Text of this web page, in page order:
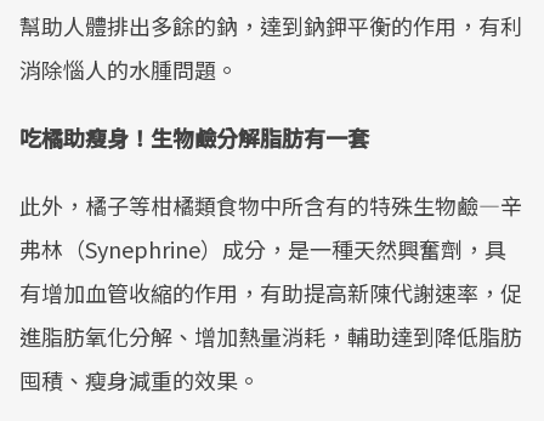
幫助人體排出多餘的鈉，達到鈉鉀平衡的作用，有利
消除惱人的水腫問題。
吃橘助瘦身！生物鹼分解脂肪有一套
此外，橘子等柑橘類食物中所含有的特殊生物鹼—辛
弗林（Synephrine）成分，是一種天然興奮劑，具
有增加血管收縮的作用，有助提高新陳代謝速率，促
進脂肪氧化分解、增加熱量消耗，輔助達到降低脂肪
囤積、瘦身減重的效果。